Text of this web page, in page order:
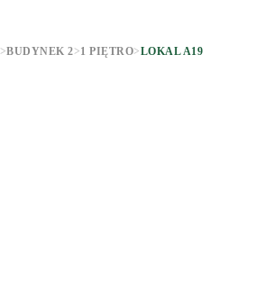
>BUDYNEK 2>1 PIĘTRO>LOKAL A19